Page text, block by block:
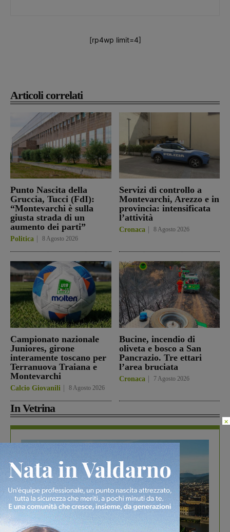
Articoli correlati
Punto Nascita della
Gruccia, Tucci (FdI):
“Montevarchi è sulla
giusta strada di un
aumento dei parti”
Politica 8 Agosto 2026
Servizi di controllo a
Montevarchi, Arezzo e in
provincia: intensificata
l’attività
Cronaca 8 Agosto 2026
Campionato nazionale
Juniores, girone
interamente toscano per
Terranuova Traiana e
Montevarchi
Calcio Giovanili 8 Agosto 2026
Bucine, incendio di
oliveta e bosco a San
Pancrazio. Tre ettari
l’area bruciata
Cronaca 7 Agosto 2026
In Vetrina
[rp4wp limit=4]
×